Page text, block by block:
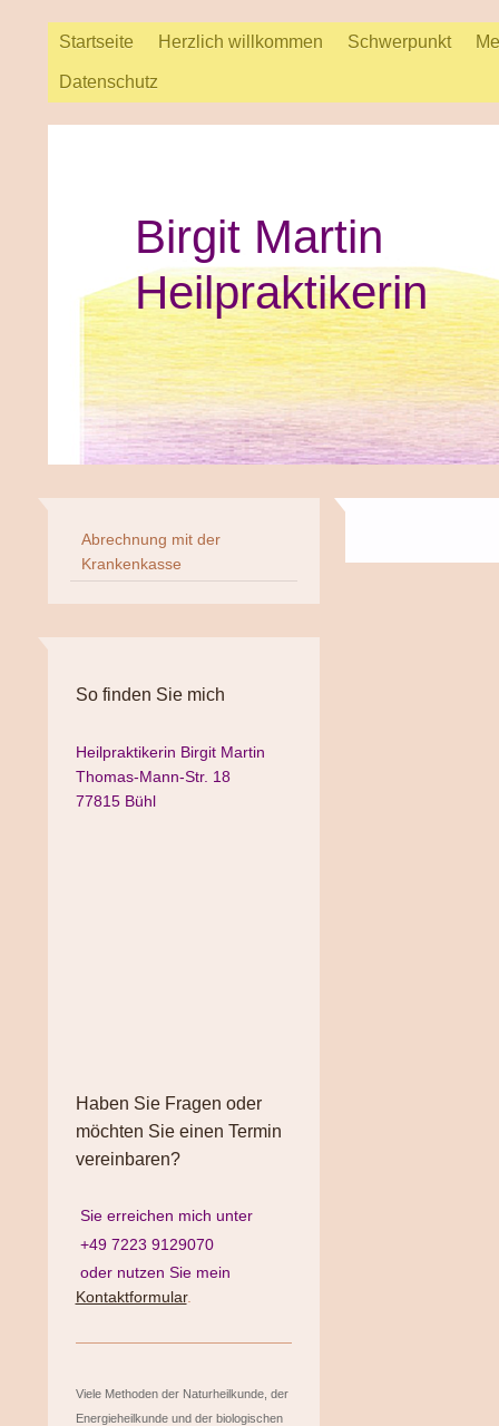
Startseite Herzlich willkommen Schwerpunkt
Datenschutz
Birgit Martin
Heilpraktikerin
Abrechnung mit der
Krankenkasse
So finden Sie mich
Heilpraktikerin Birgit Martin
Thomas-Mann-Str. 18
77815 Bühl
Haben Sie Fragen oder
möchten Sie einen Termin
vereinbaren?
Sie erreichen mich unter
+49 7223 9129070
oder nutzen Sie mein
Kontaktformular.
Viele Methoden der Naturheilkunde, der
Energieheilkunde und der biologischen